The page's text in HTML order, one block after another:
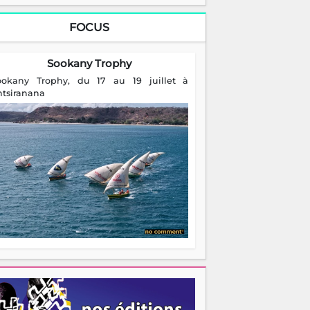
FOCUS
Sookany Trophy
Trophy, du 17 au 19 juillet à